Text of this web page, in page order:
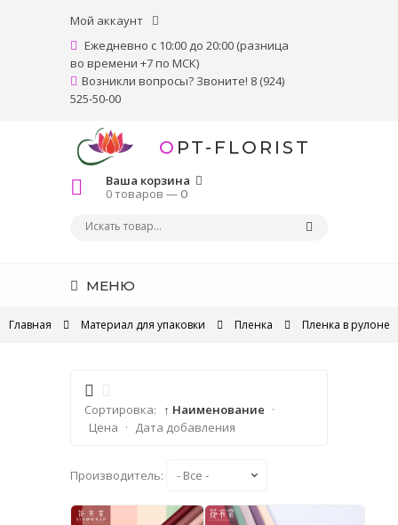
Мой аккаунт
Ежедневно с 10:00 до 20:00 (разница
во времени +7 по МСК)
Возникли вопросы? Звоните! 8 (924)
525-50-00
OPT-FLORIST
Ваша корзина
0 товаров —0
МЕНЮ
Главная Материал для упаковки Пленка Пленка в рулоне
Сортировка: ↑ Наименование ·
Цена · Дата добавления
Производитель: